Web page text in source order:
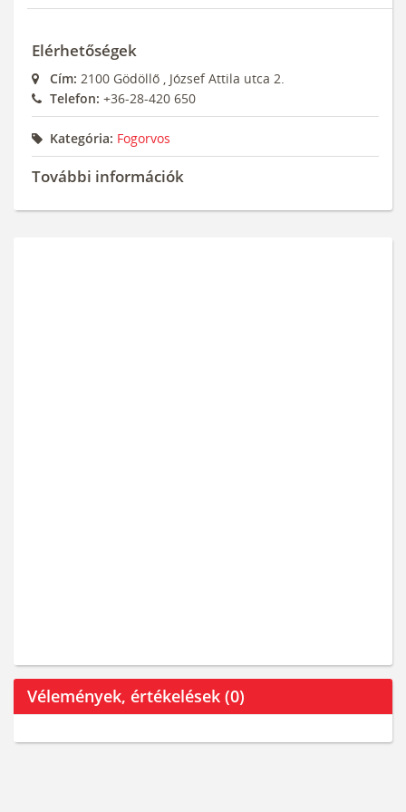
Elérhetőségek
Cím: 2100 Gödöllő , József Attila utca 2.
Telefon: +36-28-420 650
Kategória: Fogorvos
További információk
Vélemények, értékelések (0)